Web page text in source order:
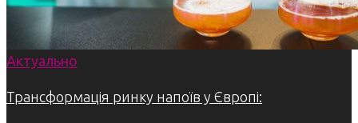
Актуально
Трансформація ринку напоїв у Європі: